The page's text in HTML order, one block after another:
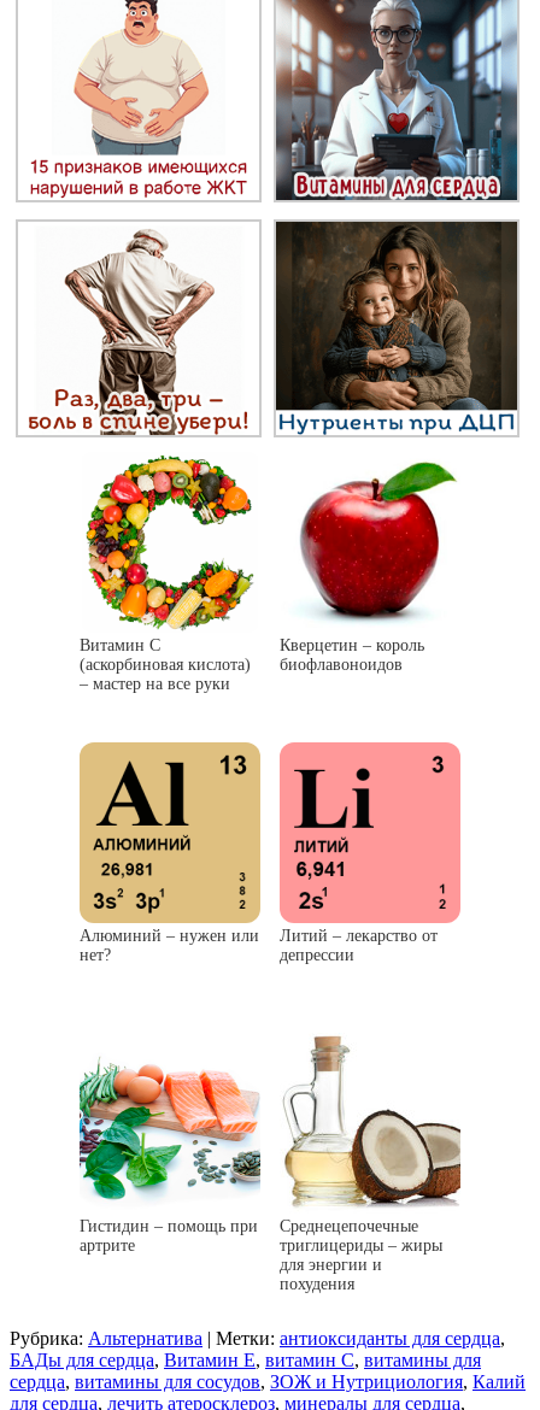
Витамин C
(аскорбиновая кислота)
– мастер на все руки
Кверцетин – король
биофлавоноидов
Алюминий – нужен или
нет?
Литий – лекарство от
депрессии
Гистидин – помощь при
артрите
Среднецепочечные
триглицериды – жиры
для энергии и
похудения
Рубрика: Альтернатива | Метки: антиоксиданты для сердца,
БАДы для сердца, Витамин Е, витамин С, витамины для
сердца, витамины для сосудов, ЗОЖ и Нутрициология, Калий
для сердца, лечить атеросклероз, минералы для сердца,